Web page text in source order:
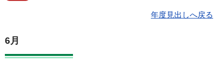
年度見出しへ戻る
6月